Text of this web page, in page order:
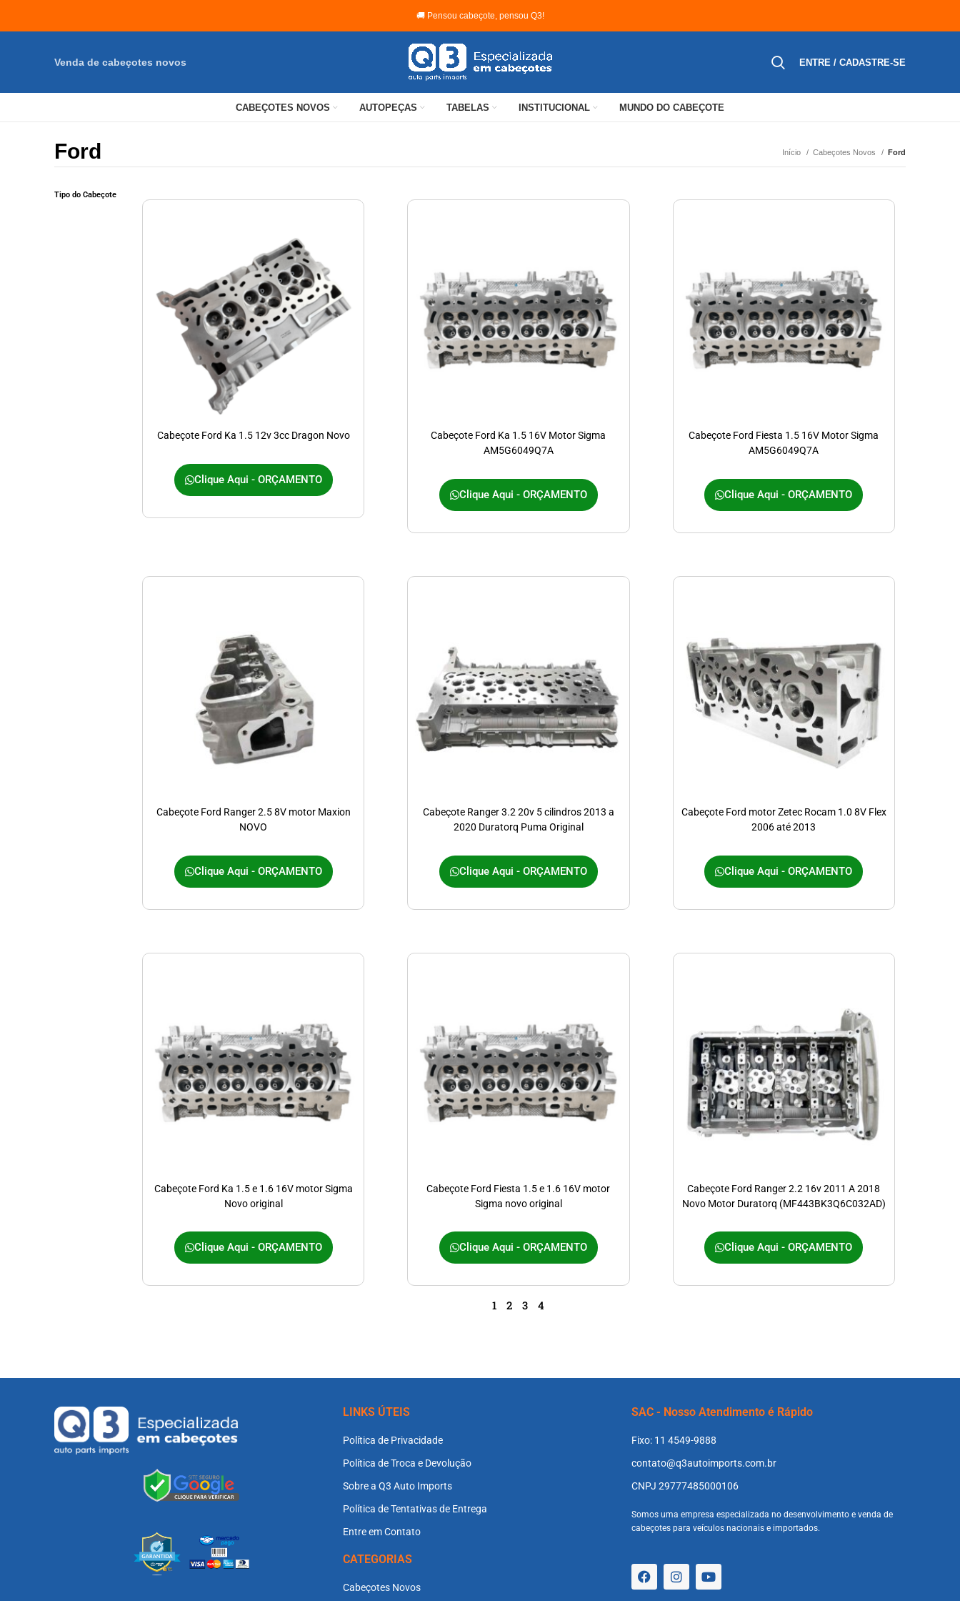
🚚 Pensou cabeçote, pensou Q3!
Venda de cabeçotes novos ENTRE / CADASTRE-SE
CABEÇOTES NOVOS AUTOPEÇAS TABELAS INSTITUCIONAL MUNDO DO CABEÇOTE
Ford Início Cabeçotes Novos Ford
Tipo do Cabeçote
Cabeçote Ford Ka 1.5 12v 3cc Dragon Novo
Clique Aqui - ORÇAMENTO
Cabeçote Ford Ka 1.5 16V Motor Sigma
AM5G6049Q7A
Clique Aqui - ORÇAMENTO
Cabeçote Ford Fiesta 1.5 16V Motor Sigma
AM5G6049Q7A
Clique Aqui - ORÇAMENTO
Cabeçote Ford Ranger 2.5 8V motor Maxion
NOVO
Clique Aqui - ORÇAMENTO
Cabeçote Ranger 3.2 20v 5 cilindros 2013 a
2020 Duratorq Puma Original
Clique Aqui - ORÇAMENTO
Cabeçote Ford motor Zetec Rocam 1.0 8V Flex
2006 até 2013
Clique Aqui - ORÇAMENTO
Cabeçote Ford Ka 1.5 e 1.6 16V motor Sigma
Novo original
Clique Aqui - ORÇAMENTO
Cabeçote Ford Fiesta 1.5 e 1.6 16V motor
Sigma novo original
Clique Aqui - ORÇAMENTO
Cabeçote Ford Ranger 2.2 16v 2011 A 2018
Novo Motor Duratorq (MF443BK3Q6C032AD)
Clique Aqui - ORÇAMENTO
1 2 3 4
LINKS ÚTEIS
Política de Privacidade
Política de Troca e Devolução
Sobre a Q3 Auto Imports
Política de Tentativas de Entrega
Entre em Contato
CATEGORIAS
Cabeçotes Novos
SAC - Nosso Atendimento é Rápido
Fixo: 11 4549-9888
contato@q3autoimports.com.br
CNPJ 29777485000106
Somos uma empresa especializada no desenvolvimento e venda de
cabeçotes para veículos nacionais e importados.